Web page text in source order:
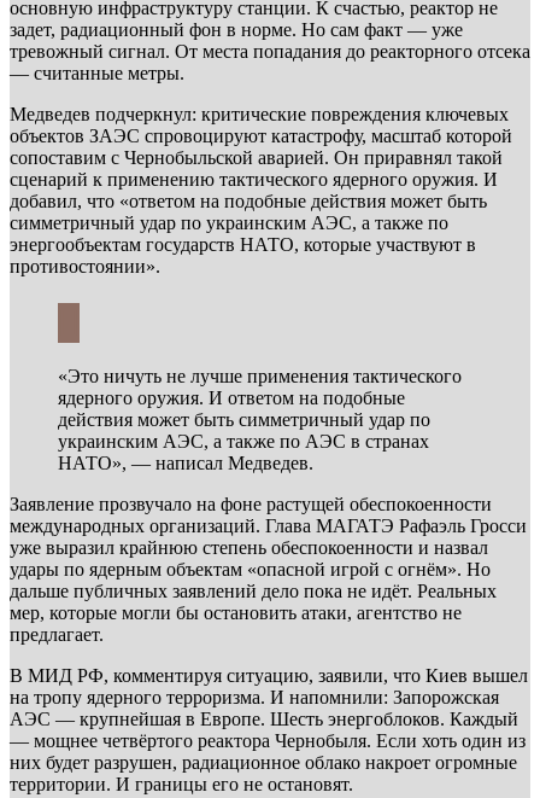
основную инфраструктуру станции. К счастью, реактор не
задет, радиационный фон в норме. Но сам факт — уже
тревожный сигнал. От места попадания до реакторного отсека
— считанные метры.
Медведев подчеркнул: критические повреждения ключевых
объектов ЗАЭС спровоцируют катастрофу, масштаб которой
сопоставим с Чернобыльской аварией. Он приравнял такой
сценарий к применению тактического ядерного оружия. И
добавил, что «ответом на подобные действия может быть
симметричный удар по украинским АЭС, а также по
энергообъектам государств НАТО, которые участвуют в
противостоянии».
«Это ничуть не лучше применения тактического
ядерного оружия. И ответом на подобные
действия может быть симметричный удар по
украинским АЭС, а также по АЭС в странах
НАТО», — написал Медведев.
Заявление прозвучало на фоне растущей обеспокоенности
международных организаций. Глава МАГАТЭ Рафаэль Гросси
уже выразил крайнюю степень обеспокоенности и назвал
удары по ядерным объектам «опасной игрой с огнём». Но
дальше публичных заявлений дело пока не идёт. Реальных
мер, которые могли бы остановить атаки, агентство не
предлагает.
В МИД РФ, комментируя ситуацию, заявили, что Киев вышел
на тропу ядерного терроризма. И напомнили: Запорожская
АЭС — крупнейшая в Европе. Шесть энергоблоков. Каждый
— мощнее четвёртого реактора Чернобыля. Если хоть один из
них будет разрушен, радиационное облако накроет огромные
территории. И границы его не остановят.